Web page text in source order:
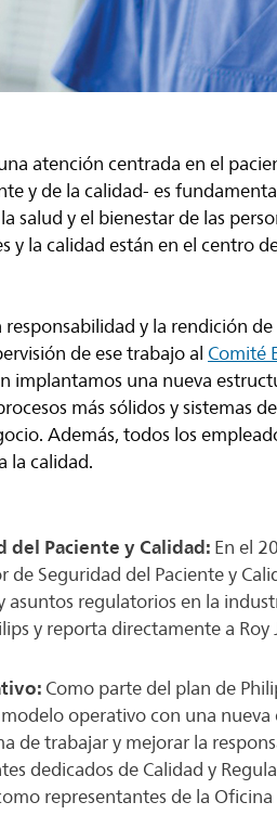
atención centrada en el
y de la calidad- es
salud y el bienestar de las
y la calidad están en el centro
y la rendición
de ese trabajo alComité
implantamos una nueva
más sólidos y sistemas
Además, todos los
la calidad.
Paciente y Calidad:En el
de Seguridad del Paciente y
asuntos regulatorios en la
y reporta directamente a Roy
Como parte del plan de
operativo con una
de trabajar y mejorar la
dedicados de Calidad y
representantes de la